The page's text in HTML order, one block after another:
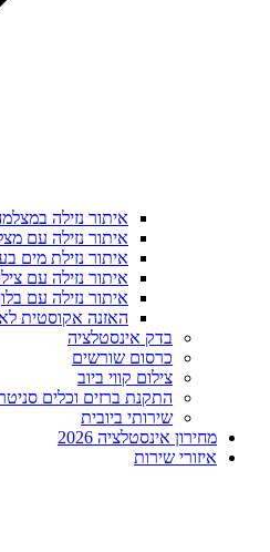
איתור נזילה
איתור נזילה עם
איתור נזילת מים
איתור נזילה עם
איתור נזילה עם
האזנה אקוסטית
בדק אינסטלציה
כרסום שורשים
צילום קווי ביוב
התקנת ברזים וכלים
שירותי ביובית
מחירון אינסטלציה 2026
איזורי שירות